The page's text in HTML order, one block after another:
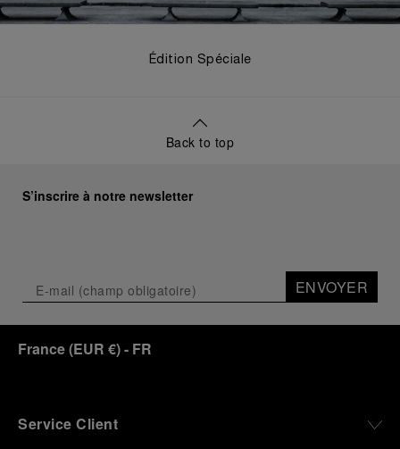
Édition Spéciale
Back to top
S’inscrire à notre newsletter
ENVOYER
France(EUR €)- FR
Service Client